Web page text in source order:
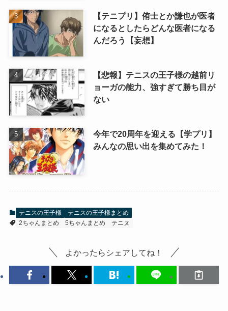
【テニプリ】侑士とか謙也が医者
になるとしたらどんな医者になる
んだろう【妄想】
【悲報】テニスの王子様の越前リ
ョーガの能力、強すぎて勝ち目が
ない
今年で20周年を迎える【学プリ】
みんなの思い出を集めてみた！
テニスの王子様
テニスの王子様まとめ
2ちゃんまとめ
5ちゃんまとめ テニヌ
よかったらシェアしてね！